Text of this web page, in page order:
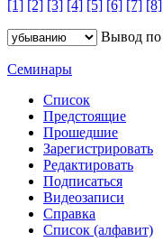
[1] [2] [3] [4] [5] [6] [7] [8]
Вывод по
Семинары
Список
Предстоящие
Прошедшие
Зарегистрировать
Редактировать
Подписаться
Видеозаписи
Справка
Список (алфавит)